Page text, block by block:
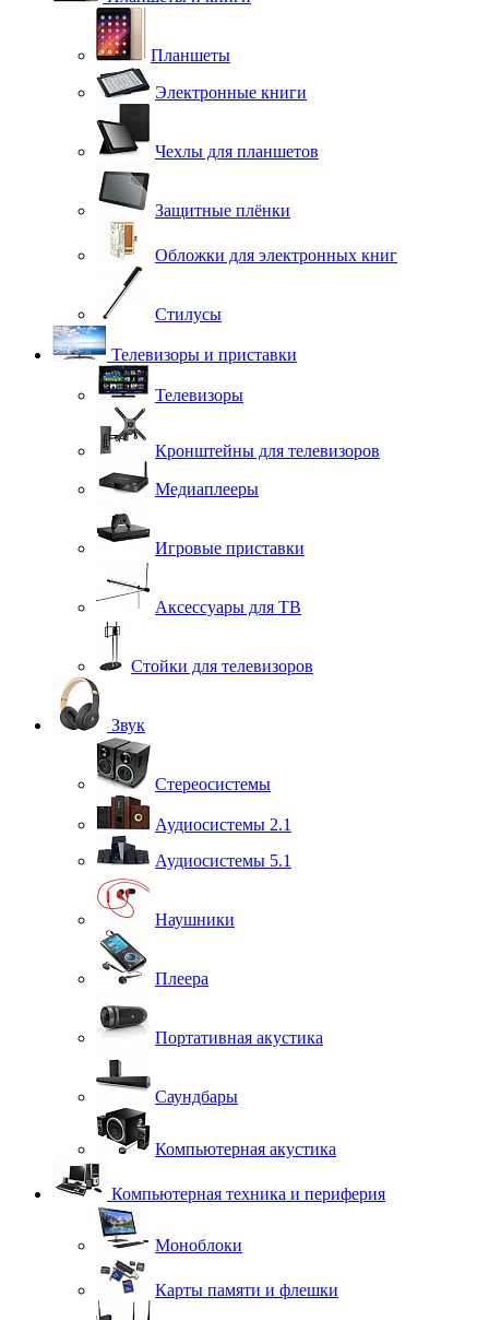
Планшеты
Электронные книги
Чехлы для планшетов
Защитные плёнки
Обложки для электронных книг
Стилусы
Телевизоры и приставки
Телевизоры
Кронштейны для телевизоров
Медиаплееры
Игровые приставки
Аксессуары для ТВ
Стойки для телевизоров
Звук
Стереосистемы
Аудиосистемы 2.1
Аудиосистемы 5.1
Наушники
Плеера
Портативная акустика
Саундбары
Компьютерная акустика
Компьютерная техника и периферия
Моноблоки
Карты памяти и флешки